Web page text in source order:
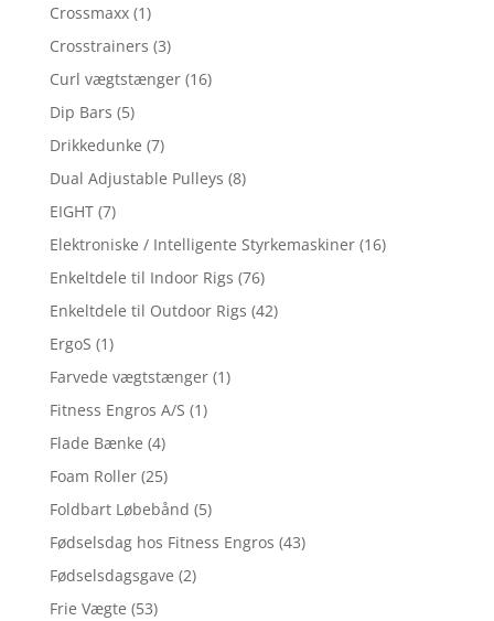
Crossmaxx (1)
Crosstrainers (3)
Curl vægtstænger (16)
Dip Bars (5)
Drikkedunke (7)
Dual Adjustable Pulleys (8)
EIGHT (7)
Elektroniske / Intelligente Styrkemaskiner (16)
Enkeltdele til Indoor Rigs (76)
Enkeltdele til Outdoor Rigs (42)
ErgoS (1)
Farvede vægtstænger (1)
Fitness Engros A/S (1)
Flade Bænke (4)
Foam Roller (25)
Foldbart Løbebånd (5)
Fødselsdag hos Fitness Engros (43)
Fødselsdagsgave (2)
Frie Vægte (53)